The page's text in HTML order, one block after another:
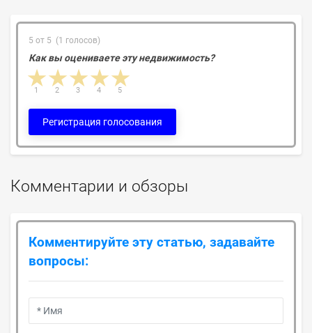
5 от 5 (1 голосов)
Как вы оцениваете эту недвижимость?
4 stars
3 stars
2 stars
1 star 5
4
3
2
1
Регистрация голосования
Комментарии и обзоры
Комментируйте эту статью, задавайте
вопросы: